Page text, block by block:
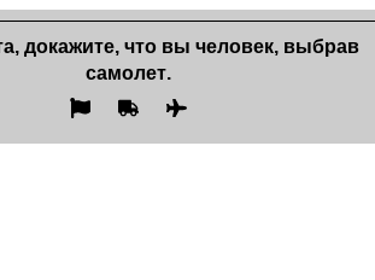
докажите, что вы человек, выбрав
самолет.